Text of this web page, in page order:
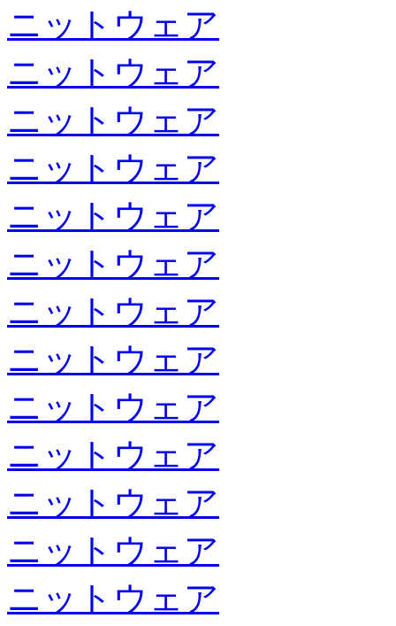
ニットウェア
ニットウェア
ニットウェア
ニットウェア
ニットウェア
ニットウェア
ニットウェア
ニットウェア
ニットウェア
ニットウェア
ニットウェア
ニットウェア
ニットウェア